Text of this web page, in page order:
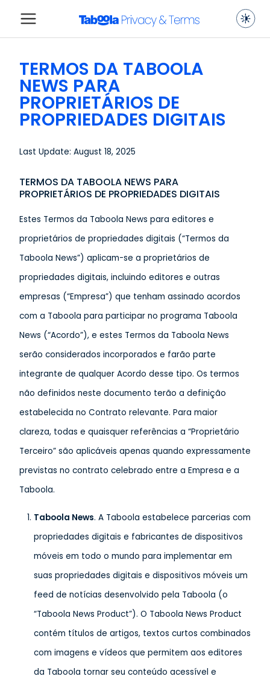
TERMOS DA TABOOLA
NEWS PARA
PROPRIETÁRIOS DE
PROPRIEDADES DIGITAIS
Last Update: August 18, 2025
TERMOS DA TABOOLA NEWS PARA
PROPRIETÁRIOS DE PROPRIEDADES DIGITAIS
Estes Termos da Taboola News para editores e
proprietários de propriedades digitais (“Termos da
Taboola News”) aplicam-se a proprietários de
propriedades digitais, incluindo editores e outras
empresas (“Empresa”) que tenham assinado acordos
com a Taboola para participar no programa Taboola
News (“Acordo”), e estes Termos da Taboola News
serão considerados incorporados e farão parte
integrante de qualquer Acordo desse tipo. Os termos
não definidos neste documento terão a definição
estabelecida no Contrato relevante. Para maior
clareza, todas e quaisquer referências a “Proprietário
Terceiro” são aplicáveis apenas quando expressamente
previstas no contrato celebrado entre a Empresa e a
Taboola.
Taboola News. A Taboola estabelece parcerias com
propriedades digitais e fabricantes de dispositivos
móveis em todo o mundo para implementar em
suas propriedades digitais e dispositivos móveis um
feed de notícias desenvolvido pela Taboola (o
“Taboola News Product”). O Taboola News Product
contém títulos de artigos, textos curtos combinados
com imagens e vídeos que permitem aos editores
da Taboola tornar seu conteúdo acessível e